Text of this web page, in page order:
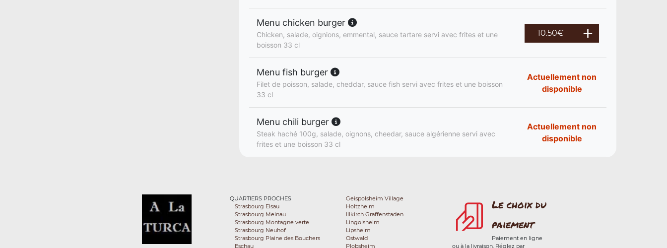
Menu chicken burger
Chicken, salade, oignions, emmental, sauce tartare servi avec frites et une
boisson 33 cl
10.50€
Menu fish burger
Filet de poisson, salade, cheddar, sauce fish servi avec frites et une boisson
33 cl
Actuellement non
disponible
Menu chili burger
Steak haché 100g, salade, oignons, cheedar, sauce algérienne servi avec
frites et une boisson 33 cl
Actuellement non
disponible
QUARTIERS PROCHES
Strasbourg Elsau
Strasbourg Meinau
Strasbourg Montagne verte
Strasbourg Neuhof
Strasbourg Plaine des Bouchers
Eschau
Geispolsheim Village
Holtzheim
Illkirch Graffenstaden
Lingolsheim
Lipsheim
Ostwald
Plobsheim
Le choix du
paiement
Paiement en ligne
ou à la livraison. Réglez par